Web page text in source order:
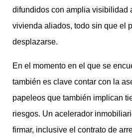
difundidos con amplia visibilidad
vivienda aliados, todo sin que el
desplazarse.
En el momento en el que se
también es clave contar con la
papeleos que también implican
riesgos. Un acelerador
firmar, inclusive el contrato de